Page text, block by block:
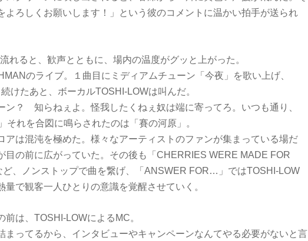
よろしくお願いします！」という彼のコメントに温かい拍手が送られ
れると、歓声とともに、場内の温度がグッと上がった。
のライブ。１曲目にミディアムチューン「今夜」を歌い上げ、
けたあと、ボーカルTOSHI-LOWは叫んだ。
ン？ 知らねぇよ。怪我したくねぇ奴は端に寄ってろ。いつも通り、
それを合図に鳴らされたのは「賽の河原」。
アは混沌を極めた。様々なアーティストのファンが集まっている場だ
目の前に広がっていた。その後も「CHERRIES WERE MADE FOR
ど、ノンストップで曲を繋げ、「ANSWER FOR…」ではTOSHI-LOW
で観客一人ひとりの意識を覚醒させていく。
は、TOSHI-LOWによるMC。
まってるから、インタビューやキャンペーンなんてやる必要がないと言